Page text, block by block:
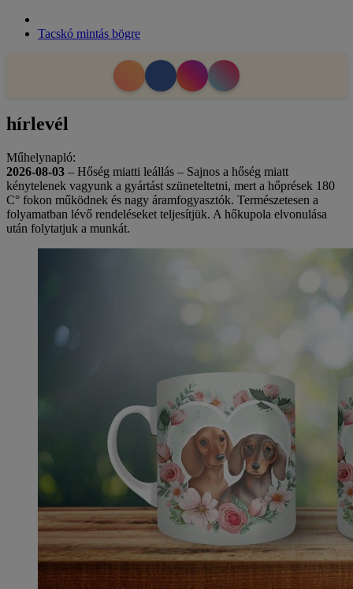
Tacskó mintás bögre
hírlevél
Műhelynapló:
2026-08-03 – Hőség miatti leállás – Sajnos a hőség miatt
kénytelenek vagyunk a gyártást szüneteltetni, mert a hőprések 180
C° fokon működnek és nagy áramfogyasztók. Természetesen a
folyamatban lévő rendeléseket teljesítjük. A hőkupola elvonulása
után folytatjuk a munkát.